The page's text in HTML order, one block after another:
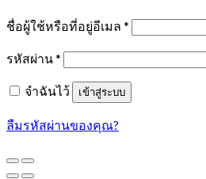
ชื่อผู้ใช้หรือที่อยู่อีเมล *
รหัสผ่าน*
จำฉันไว้ เข้าสู่ระบบ
ลืมรหัสผ่านของคุณ?